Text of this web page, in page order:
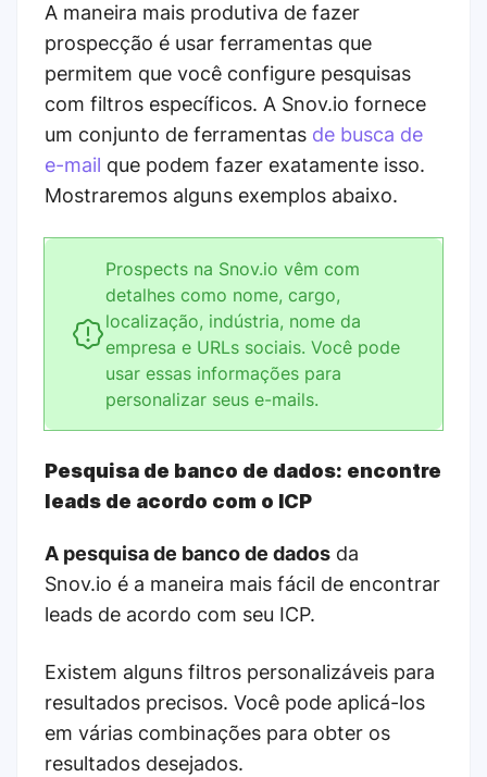
A maneira mais produtiva de fazer
prospecção é usar ferramentas que
permitem que você configure pesquisas
com filtros específicos. A Snov.io fornece
um conjunto de ferramentas de busca de
e-mail que podem fazer exatamente isso.
Mostraremos alguns exemplos abaixo.
Prospects na Snov.io vêm com
detalhes como nome, cargo,
localização, indústria, nome da
empresa e URLs sociais. Você pode
usar essas informações para
personalizar seus e-mails.
Pesquisa de banco de dados: encontre
leads de acordo com o ICP
A pesquisa de banco de dados da
Snov.io é a maneira mais fácil de encontrar
leads de acordo com seu ICP.
Existem alguns filtros personalizáveis ​​para
resultados precisos. Você pode aplicá-los
em várias combinações para obter os
resultados desejados.